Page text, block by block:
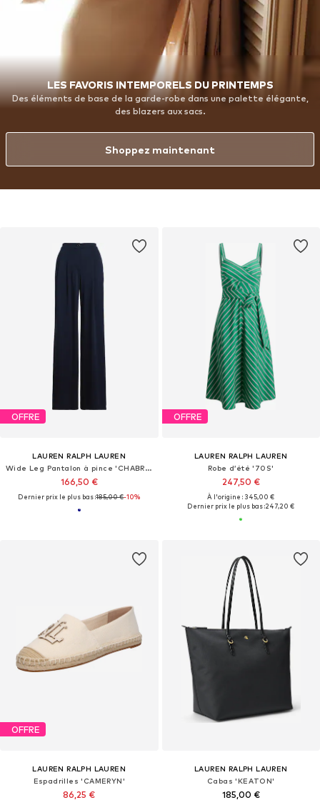
OFFRE
LAUREN RALPH LAUREN
Wide Leg Pantalon à pince 'CHABRELL'
166,50 €
Dernier prix le plus bas :185,00 €-10%
OFFRE
LAUREN RALPH LAUREN
Robe d’été '70S'
247,50 €
À l'origine : 345,00 €
Dernier prix le plus bas :247,20 €
LES FAVORIS INTEMPORELS DU PRINTEMPS
Des éléments de base de la garde-robe dans une palette élégante,
des blazers aux sacs.
Shoppez maintenant
OFFRE
LAUREN RALPH LAUREN
Espadrilles 'CAMERYN'
86,25 €
LAUREN RALPH LAUREN
Cabas 'KEATON'
185,00 €